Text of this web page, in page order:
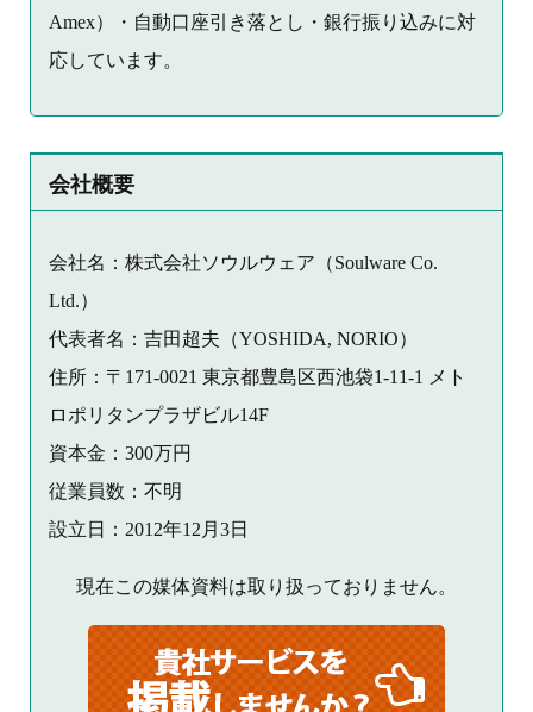
Amex）・自動口座引き落とし・銀行振り込みに対
応しています。
会社概要
会社名：株式会社ソウルウェア（Soulware Co.
Ltd.）
代表者名：吉田超夫（YOSHIDA, NORIO）
住所：〒171-0021 東京都豊島区西池袋1-11-1 メト
ロポリタンプラザビル14F
資本金：300万円
従業員数：不明
設立日：2012年12月3日
現在この媒体資料は取り扱っておりません。